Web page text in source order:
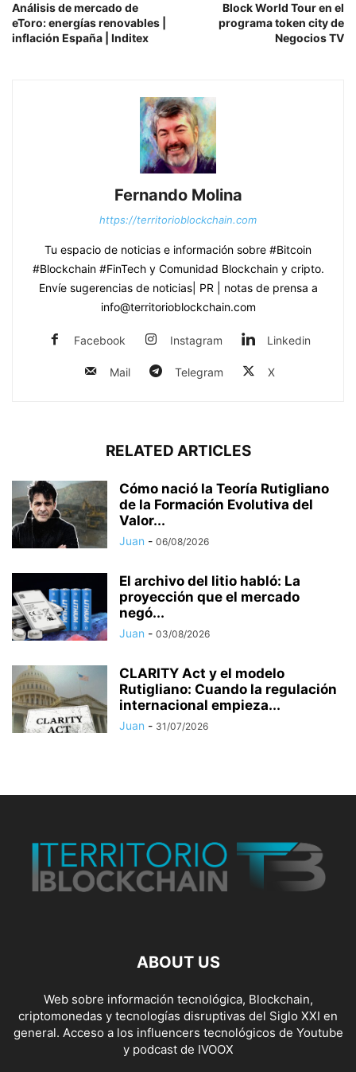
Análisis de mercado de
eToro: energías renovables |
inflación España | Inditex
Block World Tour en el
programa token city de
Negocios TV
Fernando Molina
https://territorioblockchain.com
Tu espacio de noticias e información sobre #Bitcoin
#Blockchain #FinTech y Comunidad Blockchain y cripto.
Envíe sugerencias de noticias| PR | notas de prensa a
info@territorioblockchain.com
Facebook Instagram Linkedin
Mail Telegram X
RELATED ARTICLES
Cómo nació la Teoría Rutigliano
de la Formación Evolutiva del
Valor...
Juan - 06/08/2026
El archivo del litio habló: La
proyección que el mercado
negó...
Juan - 03/08/2026
CLARITY Act y el modelo
Rutigliano: Cuando la regulación
internacional empieza...
Juan - 31/07/2026
ABOUT US
Web sobre información tecnológica, Blockchain,
criptomonedas y tecnologías disruptivas del Siglo XXI en
general. Acceso a los influencers tecnológicos de Youtube
y podcast de IVOOX